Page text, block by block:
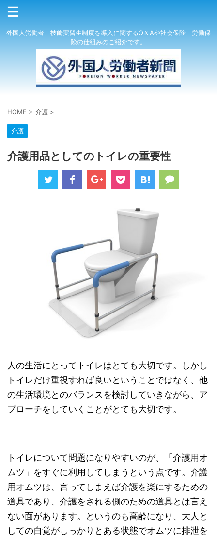
外国人労働者、技能実習生制度を導入に関するQ＆Aや社会保険、労働保
険の仕組みのご紹介です。
HOME > 介護 >
介護
介護用品としてのトイレの重要性
人の生活にとってトイレはとても大切です。しかし
トイレだけ重視すれば良いということではなく、他
の生活環境とのバランスを検討していきながら、ア
プローチをしていくことがとても大切です。
トイレについて問題になりやすいのが、「介護用オ
ムツ」をすぐに利用してしまうという点です。介護
用オムツは、言ってしまえば介護を楽にするための
道具であり、介護をされる側のための道具とは言え
ない面があります。というのも高齢になり、大人と
しての自覚がしっかりとある状態でオムツに排泄を